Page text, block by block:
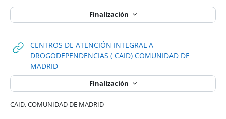
Finalización
CENTROS DE ATENCIÓN INTEGRAL A
DROGODEPENDENCIAS ( CAID) COMUNIDAD DE
MADRIDURL
Finalización
CAID. COMUNIDAD DE MADRID